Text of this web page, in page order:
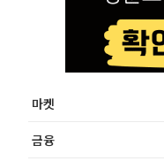
마켓
금융